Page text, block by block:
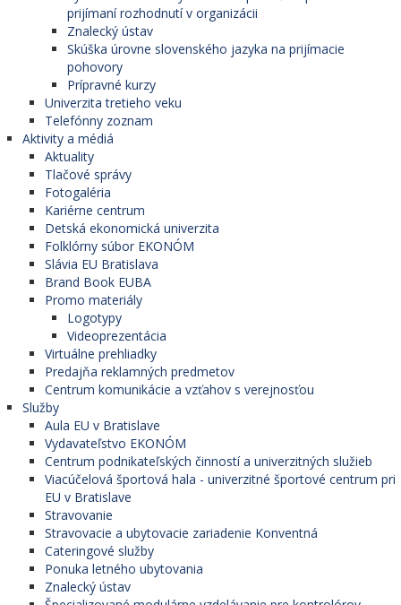
prijímaní rozhodnutí v organizácii
Znalecký ústav
Skúška úrovne slovenského jazyka na prijímacie
pohovory
Prípravné kurzy
Univerzita tretieho veku
Telefónny zoznam
Aktivity a médiá
Aktuality
Tlačové správy
Fotogaléria
Kariérne centrum
Detská ekonomická univerzita
Folklórny súbor EKONÓM
Slávia EU Bratislava
Brand Book EUBA
Promo materiály
Logotypy
Videoprezentácia
Virtuálne prehliadky
Predajňa reklamných predmetov
Centrum komunikácie a vzťahov s verejnosťou
Služby
Aula EU v Bratislave
Vydavateľstvo EKONÓM
Centrum podnikateľských činností a univerzitných služieb
Viacúčelová športová hala - univerzitné športové centrum pri
EU v Bratislave
Stravovanie
Stravovacie a ubytovacie zariadenie Konventná
Cateringové služby
Ponuka letného ubytovania
Znalecký ústav